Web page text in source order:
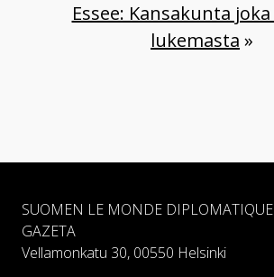
Essee: Kansakunta
lukemasta »
SUOMEN LE MONDE
GAZETA
Vellamonkatu 30, 00550 Helsinki